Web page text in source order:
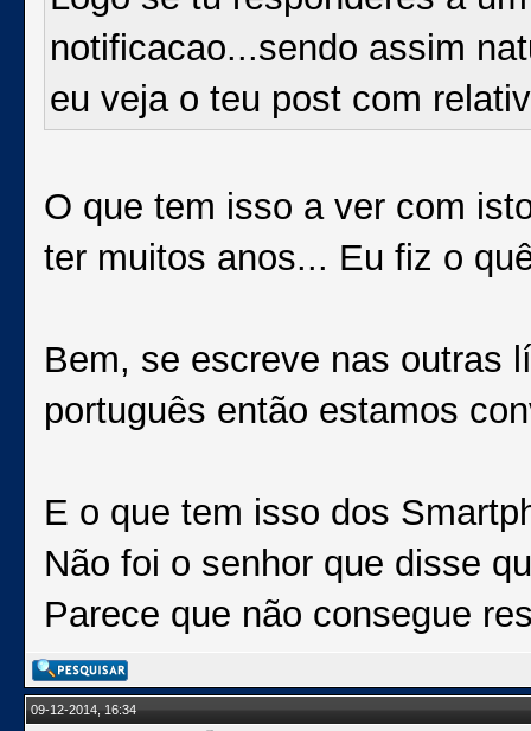
notificacao...sendo assim
eu veja o teu post com
O que tem isso a ver com
ter muitos anos... Eu fiz o
Bem, se escreve nas outras
português então estamos
E o que tem isso dos
Não foi o senhor que disse
Parece que não consegue
09-12-2014, 16:34